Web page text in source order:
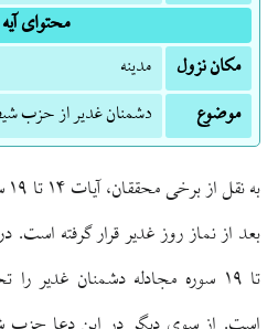
محتوای آیه
مکان نزول
مدینه
موضوع
دشمنان غدیر از حزب
تا ۱۹ سوره مجادله دشمنان